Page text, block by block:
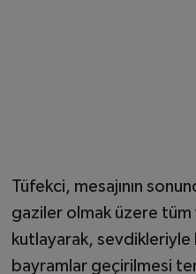
Tüfekci, mesajının
gaziler olmak üzere tüm
kutlayarak,
bayramlar geçirilmesi